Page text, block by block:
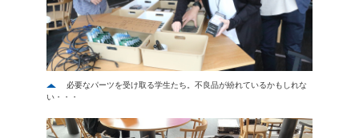
必要なパーツを受け取る学生たち。不良品が紛れているかもしれな
い・・・